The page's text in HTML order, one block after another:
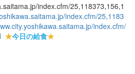
index.cfm/25,118373,156,1
index.cfm/25,1183
index.cfm/
l ★今日の給食★